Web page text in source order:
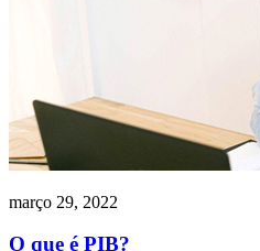
março 29, 2022
O que é PIB?